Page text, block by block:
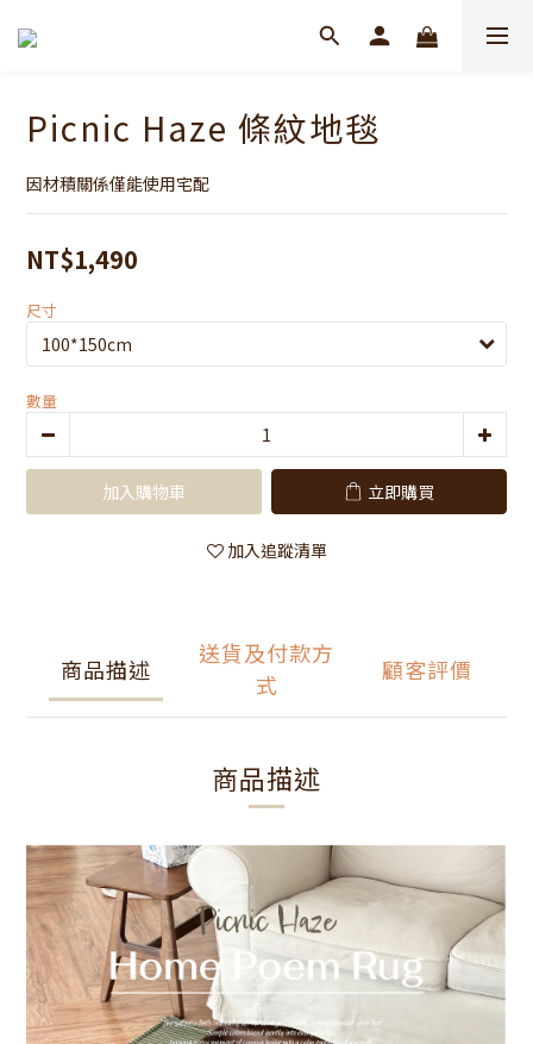
Picnic Haze 條紋地毯
因材積關係僅能使用宅配
NT$1,490
尺寸
數量
加入購物車 立即購買
加入追蹤清單
商品描述
送貨及付款方
式
顧客評價
商品描述